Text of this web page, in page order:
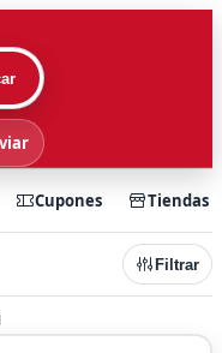
Cupones Tiendas
Filtrar